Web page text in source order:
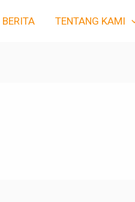
BERITA TENTANG KAMI